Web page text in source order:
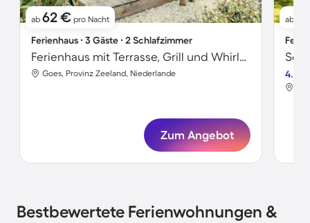
ab 62 € pro Nacht
Ferienhaus ∙ 3 Gäste ∙ 2 Schlafzimmer
Ferienhaus mit Terrasse, Grill und Whirlpool | Haustiere sind willkommen
Goes, Provinz Zeeland, Niederlande
Zum Angebot
ab
4.0
Bestbewertete Ferienwohnungen &